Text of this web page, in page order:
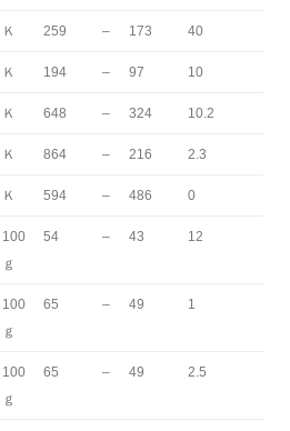
Ｋ 259 – 173 40
Ｋ 194 – 97 10
Ｋ 648 – 324 10.2
Ｋ 864 – 216 2.3
Ｋ 594 – 486 0
100
ｇ
54 – 43 12
100
ｇ
65 – 49 1
100
ｇ
65 – 49 2.5